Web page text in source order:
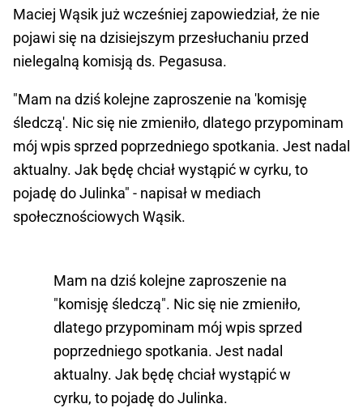
Maciej Wąsik już wcześniej zapowiedział, że nie
pojawi się na dzisiejszym przesłuchaniu przed
nielegalną komisją ds. Pegasusa.
"Mam na dziś kolejne zaproszenie na 'komisję
śledczą'. Nic się nie zmieniło, dlatego przypominam
mój wpis sprzed poprzedniego spotkania. Jest nadal
aktualny. Jak będę chciał wystąpić w cyrku, to
pojadę do Julinka" - napisał w mediach
społecznościowych Wąsik.
Mam na dziś kolejne zaproszenie na
"komisję śledczą". Nic się nie zmieniło,
dlatego przypominam mój wpis sprzed
poprzedniego spotkania. Jest nadal
aktualny. Jak będę chciał wystąpić w
cyrku, to pojadę do Julinka.